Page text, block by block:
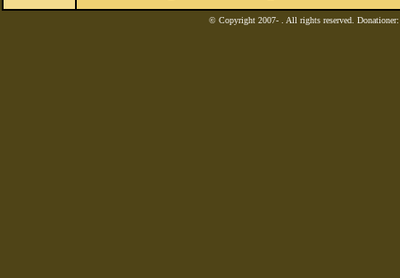
© Copyright 2007- . All rights reserved.